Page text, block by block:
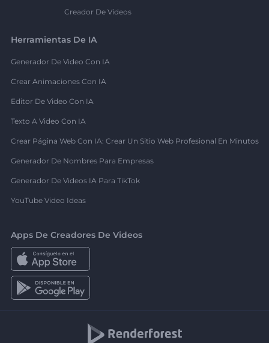
Creador De Videos
Herramientas De IA
Generador De Video Con IA
Crear Animaciones Con IA
Editor De Video Con IA
Texto A Video Con IA
Crear Página Web Con IA: Crear Un Sitio Web Profesional En Minutos
Generador De Nombres Para Empresas
Generador De Videos IA Para TikTok
YouTube Video Ideas
Apps De Creadores De Videos